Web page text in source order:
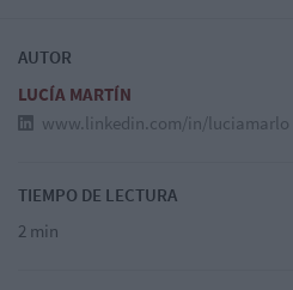
AUTOR
LUCÍA MARTÍN
www.linkedin.com/in/luciamarlo
TIEMPO DE LECTURA
2 min